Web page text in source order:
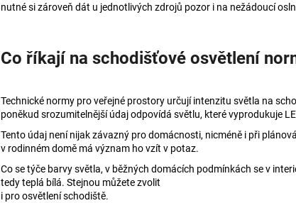
nutné si zároveň dát u jednotlivých zdrojů pozor i na nežádoucí
Co říkají na schodišťové osvětlení
Technické normy pro veřejné prostory určují intenzitu světla na
poněkud srozumitelnější údaj odpovídá světlu, které vyprodukuje
Tento údaj není nijak závazný pro domácnosti, nicméně i při
v rodinném domě má význam ho vzít v potaz.
Co se týče barvy světla, v běžných domácích podmínkách se v
tedy teplá bílá. Stejnou můžete zvolit
i pro osvětlení schodiště.